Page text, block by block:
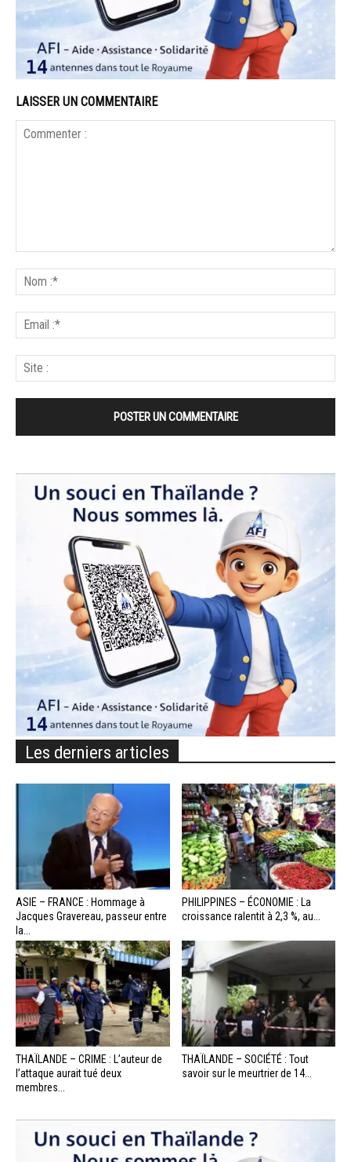
LAISSER UN COMMENTAIRE
Les derniers articles
ASIE – FRANCE : Hommage à
Jacques Gravereau, passeur entre
la...
PHILIPPINES – ÉCONOMIE : La
croissance ralentit à 2,3 %, au...
THAÏLANDE – CRIME : L’auteur de
l’attaque aurait tué deux
membres...
THAÏLANDE – SOCIÉTÉ : Tout
savoir sur le meurtrier de 14...